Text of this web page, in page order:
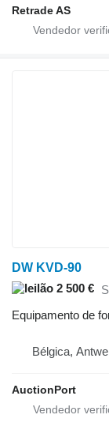
Retrade AS
DW KVD-90
2 500 €
Equipamento de
Bélgica,
AuctionPort